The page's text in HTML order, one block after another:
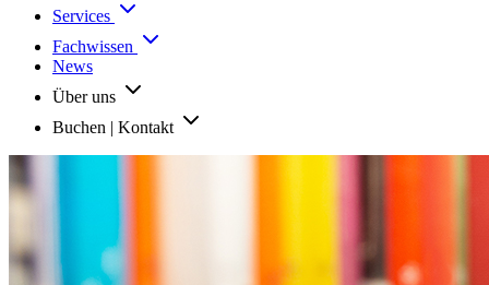
Services
Fachwissen
News
Über uns
Buchen | Kontakt